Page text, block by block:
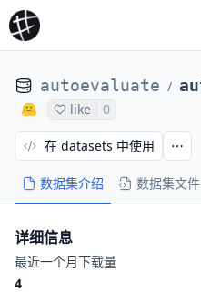
autoevaluate /
like 0
数据集介绍 数据集文件
在 datasets 中使用
详细信息
最近一个月下载量
4